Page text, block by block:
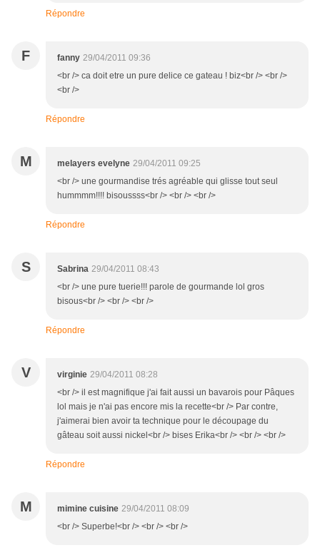
Répondre
F fanny 29/04/2011 09:36
<br /> ca doit etre un pure delice ce gateau ! biz<br /> <br />
<br />
Répondre
M melayers evelyne 29/04/2011 09:25
<br /> une gourmandise trés agréable qui glisse tout seul
hummmm!!!! bisoussss<br /> <br /> <br />
Répondre
S Sabrina 29/04/2011 08:43
<br /> une pure tuerie!!! parole de gourmande lol gros
bisous<br /> <br /> <br />
Répondre
V virginie 29/04/2011 08:28
<br /> il est magnifique j'ai fait aussi un bavarois pour Pâques
lol mais je n'ai pas encore mis la recette<br /> Par contre,
j'aimerai bien avoir ta technique pour le découpage du
gâteau soit aussi nickel<br /> bises Erika<br /> <br /> <br />
Répondre
M mimine cuisine 29/04/2011 08:09
<br /> Superbe!<br /> <br /> <br />